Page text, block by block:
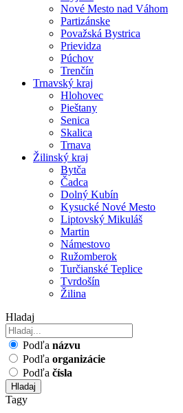
Nové Mesto nad Váhom
Partizánske
Považská Bystrica
Prievidza
Púchov
Trenčín
Trnavský kraj
Hlohovec
Pieštany
Senica
Skalica
Trnava
Žilinský kraj
Bytča
Čadca
Dolný Kubín
Kysucké Nové Mesto
Liptovský Mikuláš
Martin
Námestovo
Ružomberok
Turčianské Teplice
Tvrdošín
Žilina
Hladaj
Podľa názvu
Podľa organizácie
Podľa čísla
Hladaj
Tagy